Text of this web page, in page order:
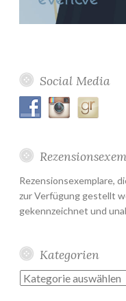
Social Media
Rezensionsexemplare,
zur Verfügung gestellt
gekennzeichnet und
Kategorien
Kategorien